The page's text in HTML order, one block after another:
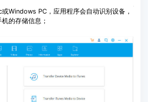
Windows PC，应用程序会自动识别设备，
的存储信息；